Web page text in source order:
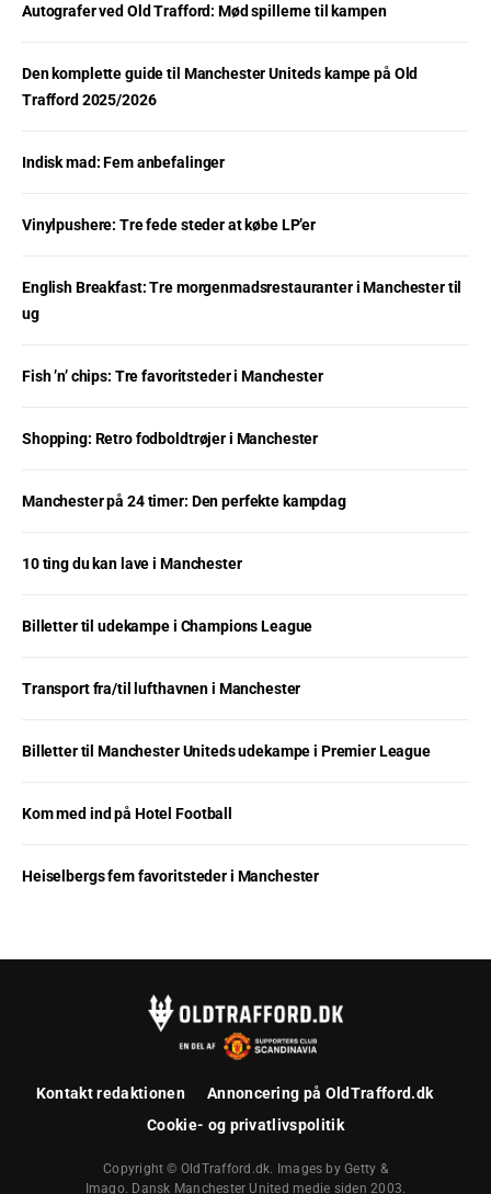
Autografer ved Old Trafford: Mød spillerne til kampen
Den komplette guide til Manchester Uniteds kampe på Old
Trafford 2025/2026
Indisk mad: Fem anbefalinger
Vinylpushere: Tre fede steder at købe LP’er
English Breakfast: Tre morgenmadsrestauranter i Manchester til
ug
Fish ’n’ chips: Tre favoritsteder i Manchester
Shopping: Retro fodboldtrøjer i Manchester
Manchester på 24 timer: Den perfekte kampdag
10 ting du kan lave i Manchester
Billetter til udekampe i Champions League
Transport fra/til lufthavnen i Manchester
Billetter til Manchester Uniteds udekampe i Premier League
Kom med ind på Hotel Football
Heiselbergs fem favoritsteder i Manchester
Kontakt redaktionen
Annoncering på OldTrafford.dk
Cookie- og privatlivspolitik
Copyright © OldTrafford.dk. Images by Getty &
Imago. Dansk Manchester United medie siden 2003.